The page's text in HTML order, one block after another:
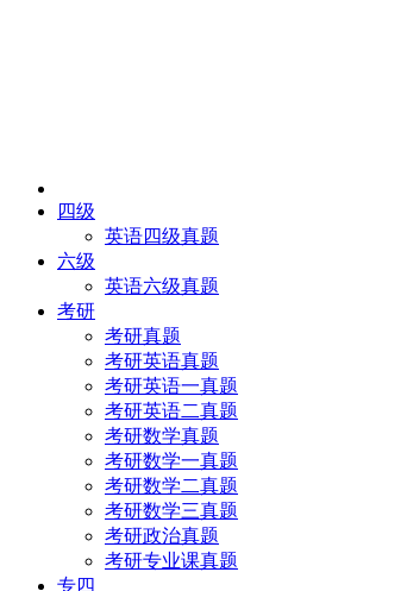
四级
英语四级真题
六级
英语六级真题
考研
考研真题
考研英语真题
考研英语一真题
考研英语二真题
考研数学真题
考研数学一真题
考研数学二真题
考研数学三真题
考研政治真题
考研专业课真题
专四